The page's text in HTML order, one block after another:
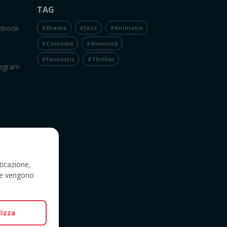
TAG
#Drama #Jazz #Animație
#Comedie #Aventură
#Fantastic #Thriller
vengono